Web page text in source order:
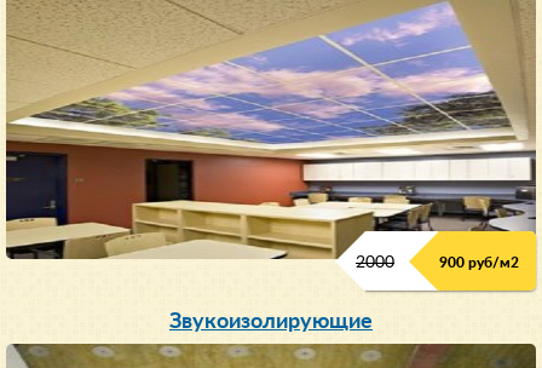
2000 900 руб/м2
Звукоизолирующие